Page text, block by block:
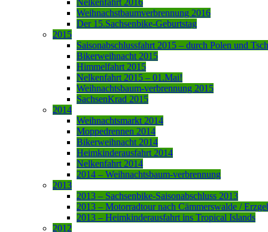
Weihnachstbaumverbrennung 2016
Der 15.Sachsenbike-Geburtstag
2015
Saisonabschlussfahrt 2015 – durch Polen und
Bikerweihnacht 2015
Himmelfahrt 2015
Nelkenfahrt 2015 – 01.Mai!
Weihnachtsbaum-verbrennung 2015
SachsenKrad 2015
2014
Weihnachtsmarkt 2014
Moppedrennen 2014
Bikerweihnacht 2014
Heimkinderausfahrt 2014
Nelkenfahrt 2014
2014 – Weihnachtsbaum-verbrennung
2013
2013 – Sachsenbike-Saisonabschluss 2013
2013 – Motorradtour nach Cämmerswalde /
2013 – Heimkinderausfahrt ins Tropical Islands
2012